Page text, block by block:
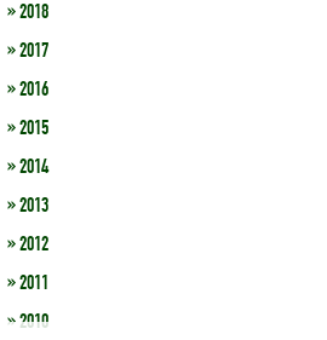
» 2018
» 2017
» 2016
» 2015
» 2014
» 2013
» 2012
» 2011
» 2010